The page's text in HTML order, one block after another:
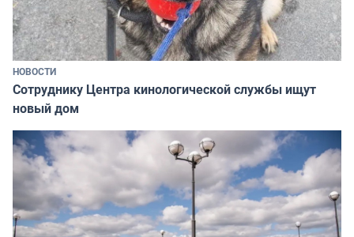
НОВОСТИ
Сотруднику Центра кинологической службы ищут
новый дом